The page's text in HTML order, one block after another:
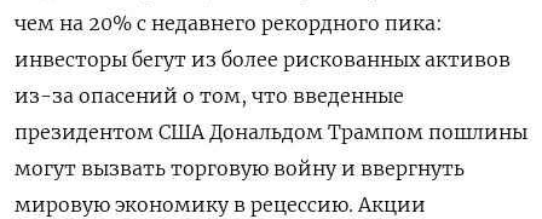
чем на 20% с недавнего рекордного пика:
инвесторы бегут из более рискованных активов
из-за опасений о том, что введенные
президентом США Дональдом Трампом пошлины
могут вызвать торговую войну и ввергнуть
мировую экономику в рецессию. Акции